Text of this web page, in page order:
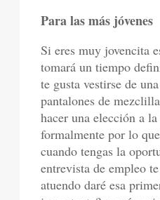
Para las más jóvenes
Si eres muy jovencita
tomará un tiempo
te gusta vestirse de
pantalones de
hacer una elección a
formalmente por lo
cuando tengas la
entrevista de empleo
atuendo daré esa